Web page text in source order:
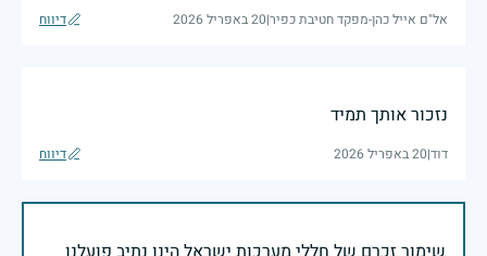
אל"ם אייל כהן-מפקד חטיבת כפיר|20 באפריל 2026 דיווח
נזכור אותך תמיד
דוד|20 באפריל 2026 דיווח